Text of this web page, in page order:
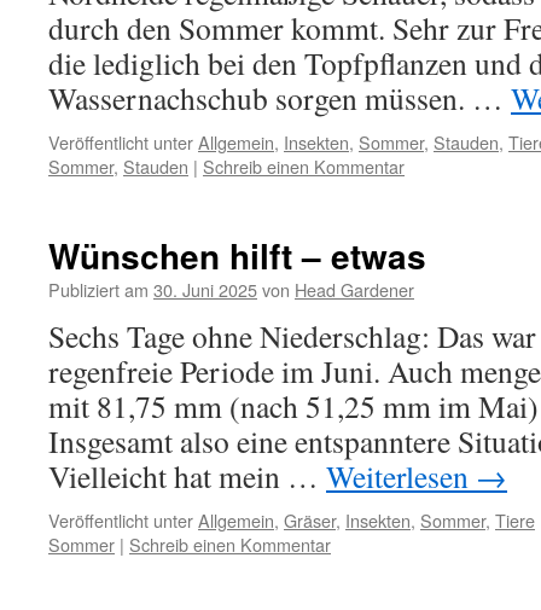
durch den Sommer kommt. Sehr zur
die lediglich bei den Topfpflanzen und
Wassernachschub sorgen müssen. …
Veröffentlicht unterAllgemein, Insekten, Sommer, Stauden,
Sommer, Stauden | Schreib einen Kommentar
Wünschen hilft – etwas
Publiziert am 30. Juni 2025von Head Gardener
Sechs Tage ohne Niederschlag: Das
regenfreie Periode im Juni. Auch
mit 81,75 mm (nach 51,25 mm im
Insgesamt also eine entspanntere
Vielleicht hat mein … Weiterlesen →
Veröffentlicht unterAllgemein, Gräser, Insekten, Sommer, Tiere
Sommer | Schreib einen Kommentar